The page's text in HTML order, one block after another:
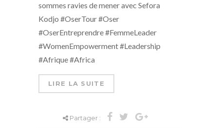
sommes ravies de mener avec Sefora
Kodjo #OserTour #Oser
#OserEntreprendre #FemmeLeader
#WomenEmpowerment #Leadership
#Afrique #Africa
LIRE LA SUITE
Partager :